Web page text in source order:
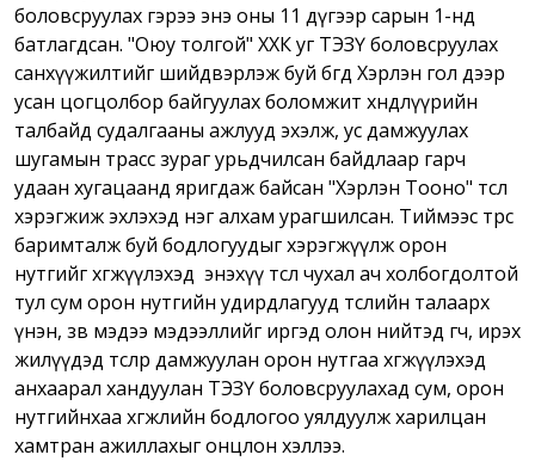
боловсруулах гэрээ энэ оны 11 дүгээр сарын 1-нд
батлагдсан. "Оюу толгой" ХХК уг ТЭЗҮ боловсруулах
санхүүжилтийг шийдвэрлэж буй бөгөөд Хэрлэн гол дээр
усан цогцолбор байгуулах боломжит хөндлүүрийн
талбайд судалгааны ажлууд эхэлж, ус дамжуулах
шугамын трасс зураг урьдчилсан байдлаар гарч
удаан хугацаанд яригдаж байсан "Хэрлэн Тооно" төсөл
хэрэгжиж эхлэхэд нэг алхам урагшилсан. Тиймээс төрөөс
баримталж буй бодлогуудыг хэрэгжүүлж орон
нутгийг хөгжүүлэхэд энэхүү төсөл чухал ач холбогдолтой
тул сум орон нутгийн удирдлагууд төслийн талаарх
үнэн, зөв мэдээ мэдээллийг иргэд олон нийтэд өгч, ирэх
жилүүдэд төслөөр дамжуулан орон нутгаа хөгжүүлэхэд
анхаарал хандуулан ТЭЗҮ боловсруулахад сум, орон
нутгийнхаа хөгжлийн бодлогоо уялдуулж харилцан
хамтран ажиллахыг онцлон хэллээ.